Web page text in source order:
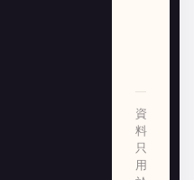
資
料
只
用